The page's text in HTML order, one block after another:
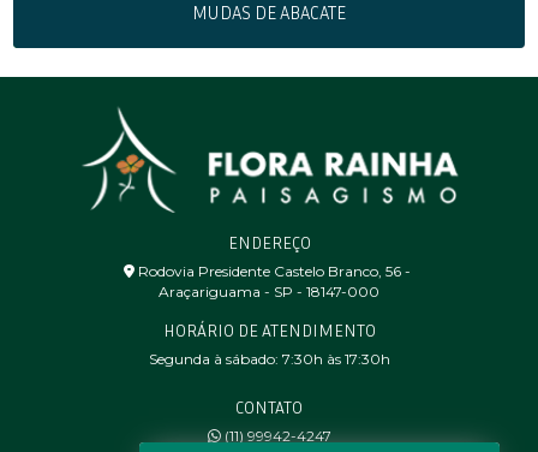
MUDAS DE ABACATE
ENDEREÇO
Rodovia Presidente Castelo Branco, 56 - ㅤ
Araçariguama - SP - 18147-000
HORÁRIO DE ATENDIMENTO
Segunda à sábado: 7:30h às 17:30h
CONTATO
(11) 99942-4247